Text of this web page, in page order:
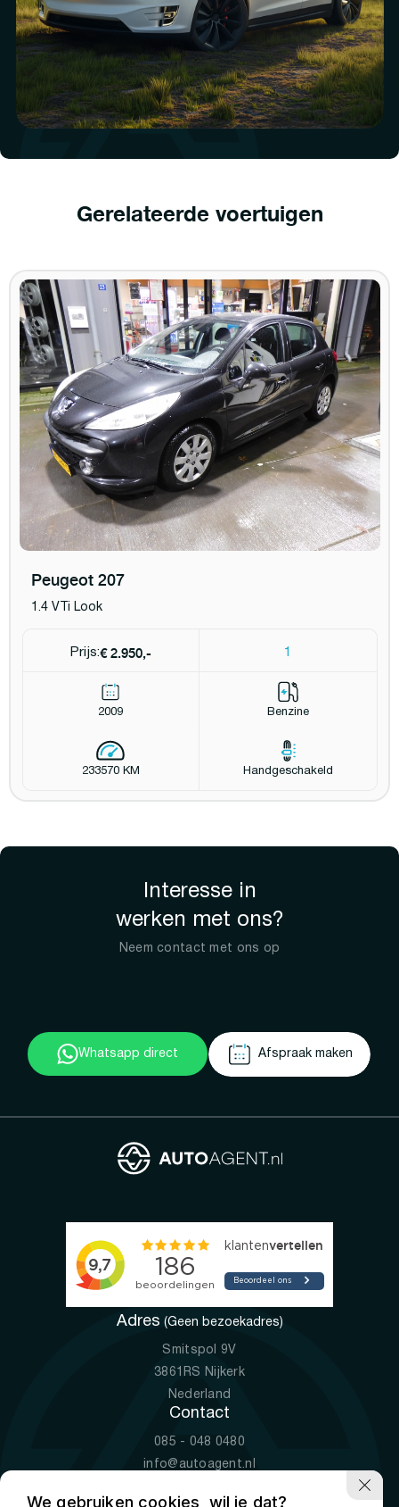
Gerelateerde voertuigen
Peugeot 207
1.4 VTi Look
Prijs:€ 2.950,- 1
2009 Benzine
233570 KM Handgeschakeld
Interesse in
werken met ons?
Neem contact met ons op
Whatsapp direct Afspraak maken
Adres (Geen bezoekadres)
Smitspol 9V
3861RS Nijkerk
Nederland
Contact
085 - 048 0480
info@autoagent.nl
We gebruiken cookies, wil je dat?